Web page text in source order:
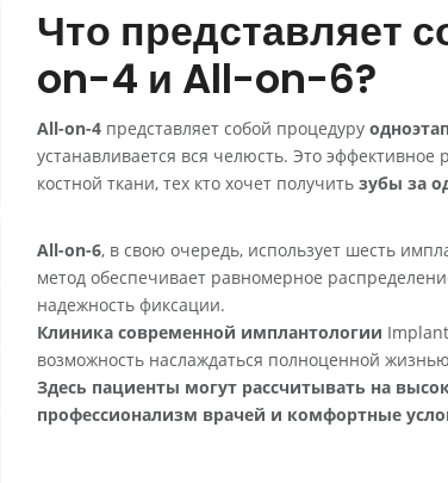
Что представляет
on-4 и All-on-6?
All-on-4 представляет собой процедуру
устанавливается вся челюсть. Это
костной ткани, тех кто хочет получить зубы за
All-on-6, в свою очередь, использует шесть
метод обеспечивает равномерное
надежность фиксации.
Клиника современной имплантологии
возможность наслаждаться полноценной
Здесь пациенты могут рассчитывать на
профессионализм врачей и комфортные